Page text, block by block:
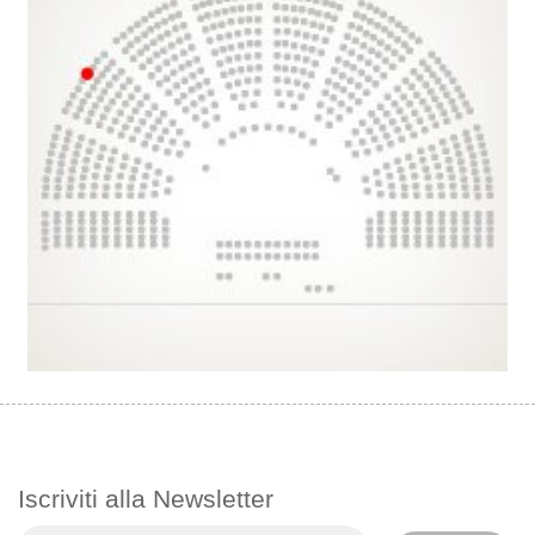
Iscriviti alla Newsletter